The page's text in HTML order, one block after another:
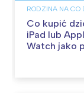
RODZINA NA CO
Co kupić
iPad lub
Watch jako